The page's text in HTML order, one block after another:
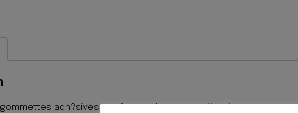
adh?sives carr?es couleurs assorties. 1 couleur par